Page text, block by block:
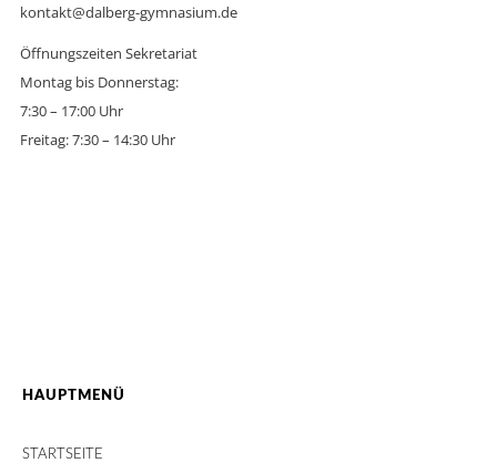
kontakt@dalberg-gymnasium.de
Öffnungszeiten Sekretariat
Montag bis Donnerstag:
7:30 – 17:00 Uhr
Freitag: 7:30 – 14:30 Uhr
HAUPTMENÜ
STARTSEITE